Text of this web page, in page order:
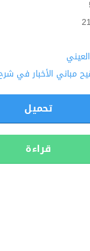
مباني الأخبار في
تحميل
قراءة